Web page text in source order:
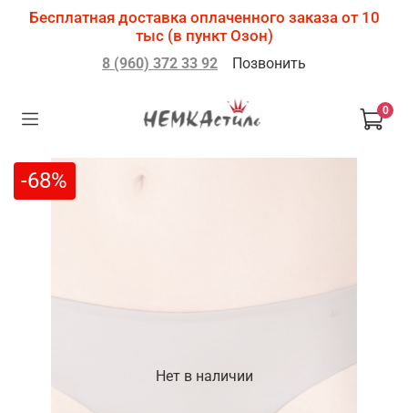
Бесплатная доставка оплаченного заказа от 10
тыс (в пункт Озон)
8 (960) 372 33 92 Позвонить
0
Нет в наличии
-68%